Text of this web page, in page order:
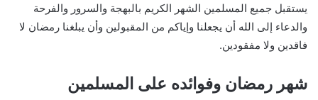
يستقبل جميع المسلمين الشهر الكريم بالبهجة والسرور والفرحة
والدعاء إلى الله أن يجعلنا وإياكم من المقبولين وأن يبلغنا رمضان لا
فاقدين ولا مفقودين.
شهر رمضان وفوائده على المسلمين